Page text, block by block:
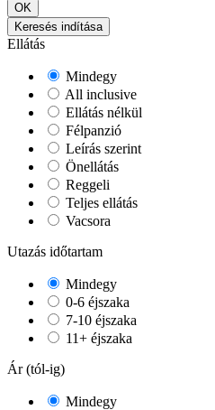
OK
Keresés indítása
Ellátás
Mindegy
All inclusive
Ellátás nélkül
Félpanzió
Leírás szerint
Önellátás
Reggeli
Teljes ellátás
Vacsora
Utazás időtartam
Mindegy
0-6 éjszaka
7-10 éjszaka
11+ éjszaka
Ár (tól-ig)
Mindegy